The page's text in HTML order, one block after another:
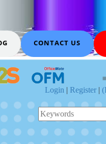
CONTACT US
Login | Register |